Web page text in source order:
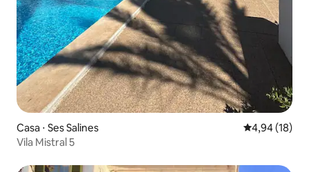
Casa ⋅ Ses Salines 4,94 de uma
4,94 (18)
Vila Mistral 5